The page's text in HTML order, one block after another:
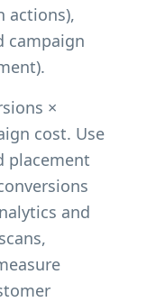
actions),
campaign
×
cost. Use
placement
and